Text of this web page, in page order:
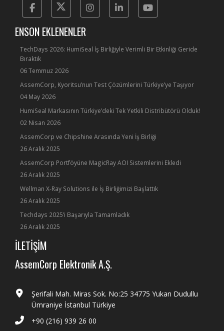
FacebookTwitterInstagramLinkedinYotube
ENSON EKLENENLER
TechDays 2026: HumiSeal İş Birliğiyle Verimli Bir Etkinliği Geride
Bıraktık
06 Temmuz 2026
AssemCorp, Kyoritsu’nun Test Çözümlerini Türkiye’ye Taşıyor
04 May 2026
HumiSeal Markasının Türkiye’deki Tek Yetkili Distribütörü Olduk!
02 Nisan 2026
AssemCorp ve Chipshine Arasında Yeni İş Birliği
26 Aralık 2025
AssemCorp Portföyüne MagicRay AOI Sistemlerini Ekledi
26 Aralık 2025
Wellman X-Ray Solutions ile İş Birliğimizi Başlattık
26 Aralık 2025
Techdays 2025’i Başarıyla Tamamladık
26 Aralık 2025
İLETİŞİM
AssemCorp Elektronik A.Ş.
Şerifali Mah. Miras Sok. No:25 34775 Yukarı Dudullu
Ümraniye İstanbul Türkiye
+90 (216) 939 26 00